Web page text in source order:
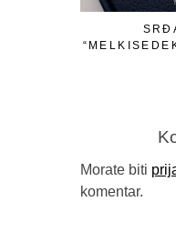
Morate biti
komentar.